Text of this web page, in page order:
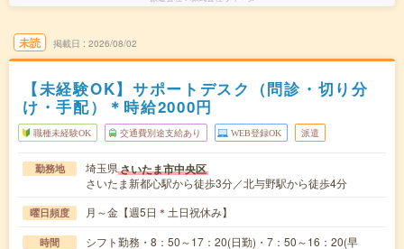
未読 掲載日 2026/08/02
【未経験OK】サポートデスク（問診・切り分
け・手配）＊時給2000円
職種未経験OK 交通費別途支給あり WEB登録OK 派遣
勤務地 埼玉県さいたま市中央区
さいたま新都心駅から徒歩3分／北与野駅から徒歩4分
曜日頻度 月～金【週5日＊土日祝休み】
時間
シフト勤務・8：50～17：20(日勤)・7：50～16：20(早